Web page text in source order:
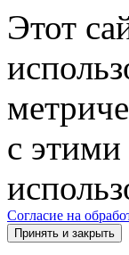
Этот
с этими
Согласие на
Принять и закрыть